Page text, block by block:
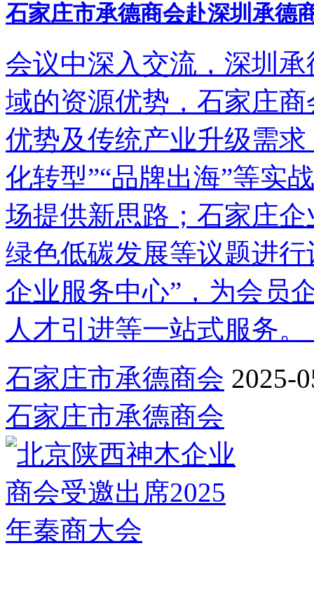
石家庄市承德商会赴深圳承德
会议中深入交流，深圳
域的资源优势，石家庄
优势及传统产业升级需
化转型”“品牌出海”等实
场提供新思路；石家庄
绿色低碳发展等议题进
企业服务中心”，为会员
人才引进等一站式服务
石家庄市承德商会 2025-
石家庄市承德商会